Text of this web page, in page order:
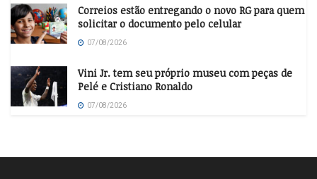
Correios estão entregando o novo RG para quem
solicitar o documento pelo celular
07/08/2026
Vini Jr. tem seu próprio museu com peças de
Pelé e Cristiano Ronaldo
07/08/2026